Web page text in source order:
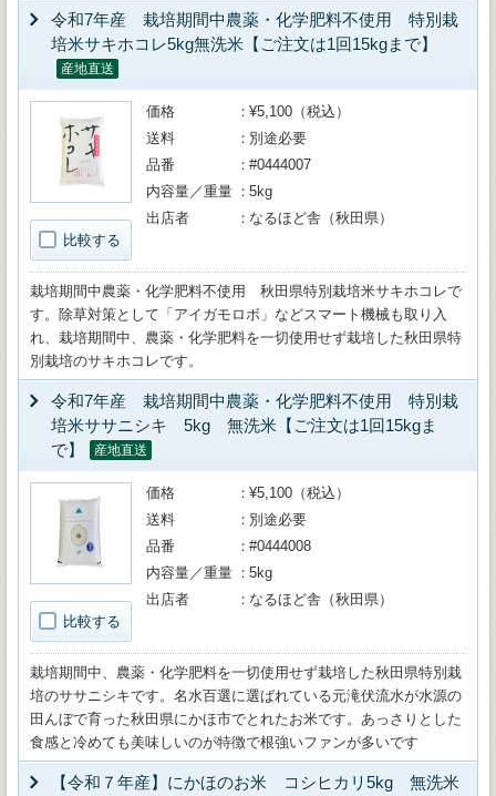
令和7年産 栽培期間中農薬・化学肥料不使用 特別栽
培米サキホコレ5kg無洗米【ご注文は1回15kgまで】
産地直送
比較する
価格
¥5,100（税込）
送料
別途必要
品番
#0444007
内容量／重量
5kg
出店者
なるほど舎（秋田県）
栽培期間中農薬・化学肥料不使用 秋田県特別栽培米サキホコレで
す。除草対策として「アイガモロボ」などスマート機械も取り入
れ、栽培期間中、農薬・化学肥料を一切使用せず栽培した秋田県特
別栽培のサキホコレです。
令和7年産 栽培期間中農薬・化学肥料不使用 特別栽
培米ササニシキ 5kg 無洗米【ご注文は1回15kgま
で】
産地直送
比較する
価格
¥5,100（税込）
送料
別途必要
品番
#0444008
内容量／重量
5kg
出店者
なるほど舎（秋田県）
栽培期間中、農薬・化学肥料を一切使用せず栽培した秋田県特別栽
培のササニシキです。名水百選に選ばれている元滝伏流水が水源の
田んぼで育った秋田県にかほ市でとれたお米です。あっさりとした
食感と冷めても美味しいのが特徴で根強いファンが多いです
【令和７年産】にかほのお米 コシヒカリ5kg 無洗米